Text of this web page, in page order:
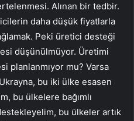
Alınan bir tedbir.
daha düşük fiyatlarla
Peki üretici desteği
düşünülmüyor. Üretimi
planlanmıyor mu? Varsa
bu iki ülke esasen
bu ülkelere bağımlı
bu ülkeler artık